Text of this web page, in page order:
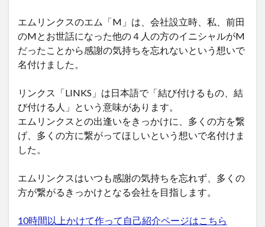
エムリンクスのエム「M」は、会社設立時、私、前田
のMとお世話になった他の４人の方のイニシャルがM
だったことから感謝の気持ちを忘れないという想いで
名付けました。
リンクス「LINKS」は日本語で「結び付けるもの、結
び付ける人」という意味があります。
エムリンクスとの出逢いをきっかけに、多くの方を繋
げ、多くの方に繋がってほしいという想いで名付けま
した。
エムリンクスはいつも感謝の気持ちを忘れず、多くの
方が繋がるきっかけとなる会社を目指します。
10時間以上かけて作って自己紹介ページはこちら